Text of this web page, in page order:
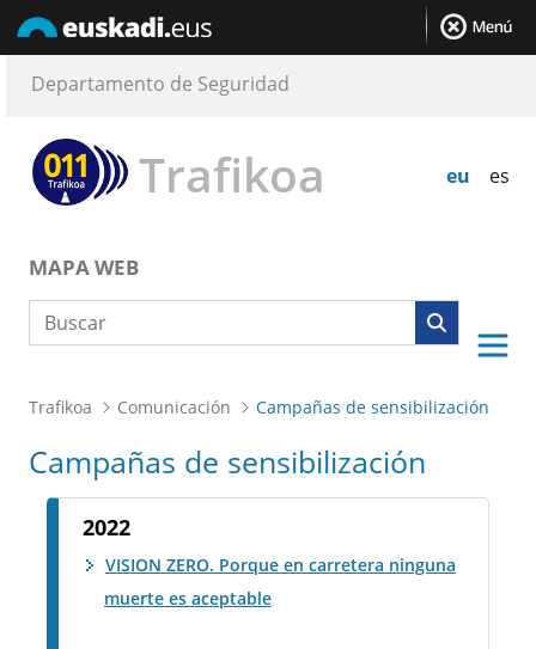
Trafikoa eu es
Departamento de Seguridad
MAPA WEB
Búsqueda web
Trafikoa Comunicación Campañas de sensibilización
Campañas de sensibilización
2022
VISION ZERO. Porque en carretera ninguna
muerte es aceptable